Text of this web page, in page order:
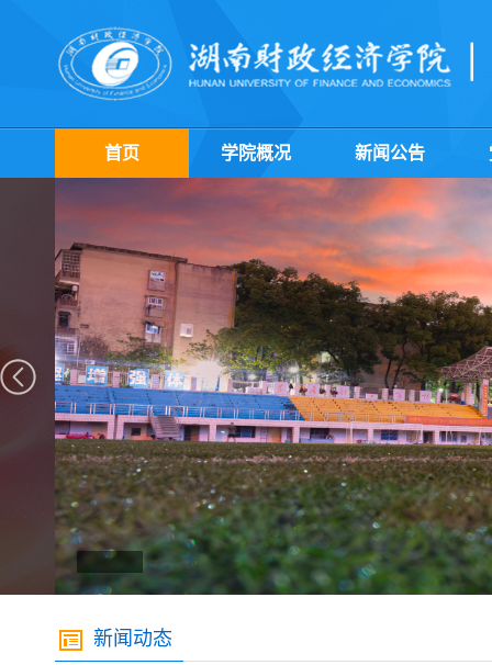
首页 学院概况 新闻公告
新闻动态